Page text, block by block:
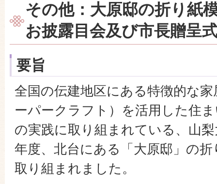
その他：大原邸の折り紙
お披露目会及び市長贈呈
要旨
全国の伝建地区にある特徴的な
ーパークラフト）を活用した住
の実践に取り組まれている、山
年度、北台にある「大原邸」の
取り組まれました。